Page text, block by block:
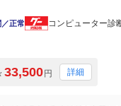
正常 コンピューター診
33,500円 詳細